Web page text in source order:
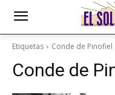
Etiquetas Conde de Pinofiel
Conde de